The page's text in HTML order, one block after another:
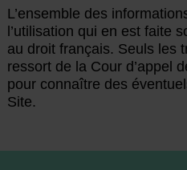
L’ensemble des
l’utilisation qui en est faite
au droit français. Seuls les
ressort de la Cour d’appel
pour connaître des
Site.